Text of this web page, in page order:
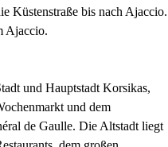
Küstenstraße bis nach Ajaccio.
Ajaccio.
und Hauptstadt Korsikas,
und dem
de Gaulle. Die Altstadt liegt